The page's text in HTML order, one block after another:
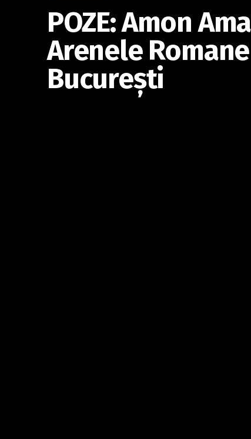
POZE: Amon
Arenele
Bucureşti